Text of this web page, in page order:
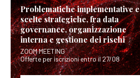
Problematiche implementative e
scelte strategiche, fra data
governance, organizzazione
interna e gestione dei rischi
ZOOM MEETING
Offerte per iscrizioni entro il 27/08